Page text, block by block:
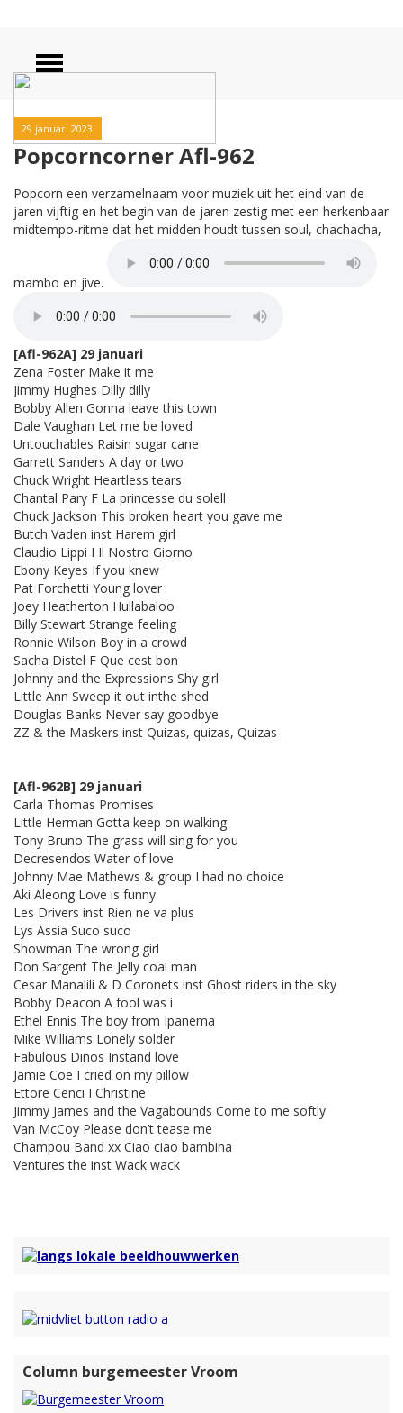
29 januari 2023
Popcorncorner Afl-962
Popcorn een verzamelnaam voor muziek uit het eind van de
jaren vijftig en het begin van de jaren zestig met een herkenbaar
midtempo-ritme dat het midden houdt tussen soul, chachacha,
mambo en jive.
[Afl-962A] 29 januari
Zena Foster Make it me
Jimmy Hughes Dilly dilly
Bobby Allen Gonna leave this town
Dale Vaughan Let me be loved
Untouchables Raisin sugar cane
Garrett Sanders A day or two
Chuck Wright Heartless tears
Chantal Pary F La princesse du solell
Chuck Jackson This broken heart you gave me
Butch Vaden inst Harem girl
Claudio Lippi I Il Nostro Giorno
Ebony Keyes If you knew
Pat Forchetti Young lover
Joey Heatherton Hullabaloo
Billy Stewart Strange feeling
Ronnie Wilson Boy in a crowd
Sacha Distel F Que cest bon
Johnny and the Expressions Shy girl
Little Ann Sweep it out inthe shed
Douglas Banks Never say goodbye
ZZ & the Maskers inst Quizas, quizas, Quizas
[Afl-962B] 29 januari
Carla Thomas Promises
Little Herman Gotta keep on walking
Tony Bruno The grass will sing for you
Decresendos Water of love
Johnny Mae Mathews & group I had no choice
Aki Aleong Love is funny
Les Drivers inst Rien ne va plus
Lys Assia Suco suco
Showman The wrong girl
Don Sargent The Jelly coal man
Cesar Manalili & D Coronets inst Ghost riders in the sky
Bobby Deacon A fool was i
Ethel Ennis The boy from Ipanema
Mike Williams Lonely solder
Fabulous Dinos Instand love
Jamie Coe I cried on my pillow
Ettore Cenci I Christine
Jimmy James and the Vagabounds Come to me softly
Van McCoy Please don’t tease me
Champou Band xx Ciao ciao bambina
Ventures the inst Wack wack
Column burgemeester Vroom